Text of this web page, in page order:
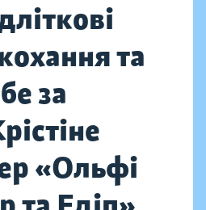
та
за
«Ольфі